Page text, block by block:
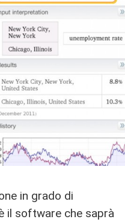
in grado di
il software che saprà